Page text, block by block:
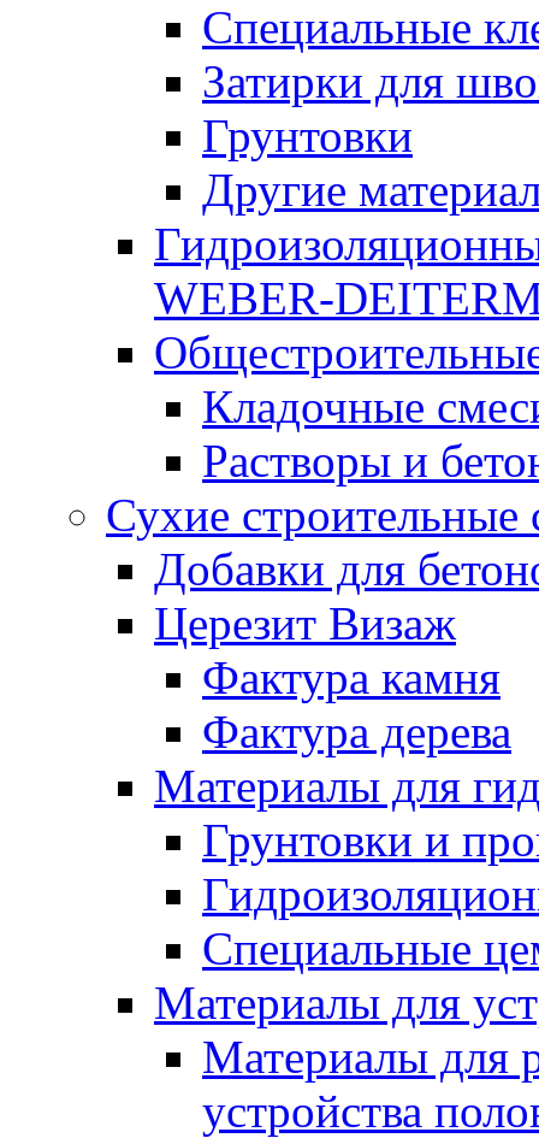
Специальные
Затирки для
Грунтовки
Другие
WEBER-
Кладочные
Растворы и
Сухие строительные
Добавки для
Церезит Визаж
Фактура камня
Фактура дерева
Материалы для
Грунтовки и
Специальные
Материалы для
Материалы для
устройства